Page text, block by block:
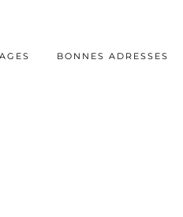
BONNES ADRESSES